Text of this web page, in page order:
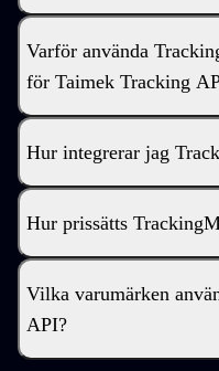
Varför använda
för Taimek Tracking
Hur integrerar jag
Hur prissätts
Vilka varumärken
API?